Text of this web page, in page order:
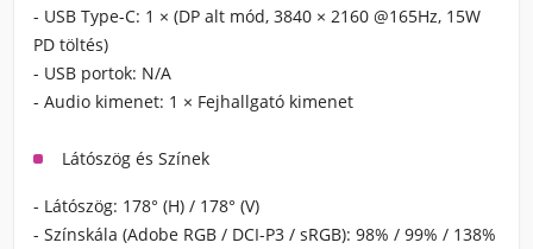
- USB Type-C: 1 × (DP alt mód, 3840 × 2160 @165Hz, 15W
PD töltés)
- USB portok: N/A
- Audio kimenet: 1 × Fejhallgató kimenet
Látószög és Színek
- Látószög: 178° (H) / 178° (V)
- Színskála (Adobe RGB / DCI-P3 / sRGB): 98% / 99% / 138%